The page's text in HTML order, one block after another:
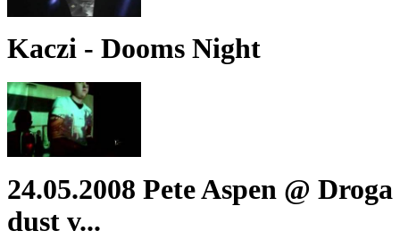
Kaczi - Dooms Night
24.05.2008 Pete Aspen @
dust v...